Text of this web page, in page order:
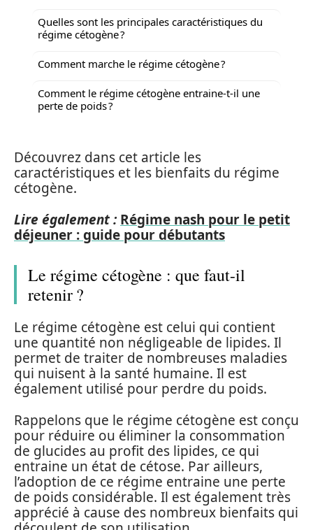
Quelles sont les principales caractéristiques du
régime cétogène ?
Comment marche le régime cétogène ?
Comment le régime cétogène entraine-t-il une
perte de poids ?
Découvrez dans cet article les
caractéristiques et les bienfaits du régime
cétogène.
Lire également : Régime nash pour le petit
déjeuner : guide pour débutants
Le régime cétogène : que faut-il
retenir ?
Le régime cétogène est celui qui contient
une quantité non négligeable de lipides. Il
permet de traiter de nombreuses maladies
qui nuisent à la santé humaine. Il est
également utilisé pour perdre du poids.
Rappelons que le régime cétogène est conçu
pour réduire ou éliminer la consommation
de glucides au profit des lipides, ce qui
entraine un état de cétose. Par ailleurs,
l’adoption de ce régime entraine une perte
de poids considérable. Il est également très
apprécié à cause des nombreux bienfaits qui